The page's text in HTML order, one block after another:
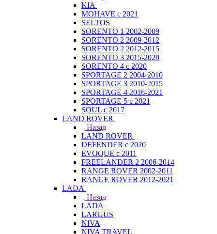
KIA
MOHAVE с 2021
SELTOS
SORENTO 1 2002-2009
SORENTO 2 2009-2012
SORENTO 2 2012-2015
SORENTO 3 2015-2020
SORENTO 4 с 2020
SPORTAGE 2 2004-2010
SPORTAGE 3 2010-2015
SPORTAGE 4 2016-2021
SPORTAGE 5 с 2021
SOUL с 2017
LAND ROVER
Назад
LAND ROVER
DEFENDER с 2020
EVOQUE с 2011
FREELANDER 2 2006-2014
RANGE ROVER 2002-2011
RANGE ROVER 2012-2021
LADA
Назад
LADA
LARGUS
NIVA
NIVA TRAVEL